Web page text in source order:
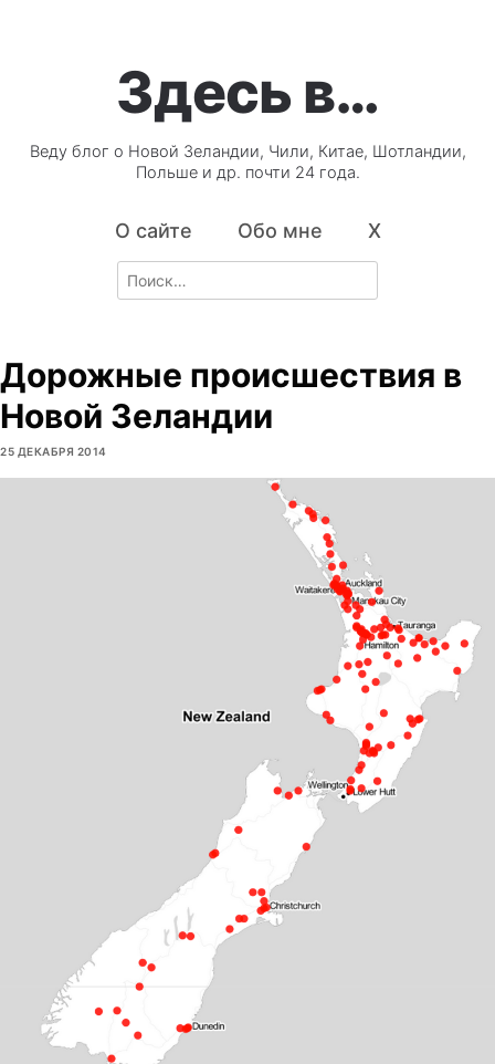
Здесь в…
Веду блог о Новой Зеландии, Чили, Китае, Шотландии,
Польше и др. почти 24 года.
О сайте Обо мне X
Search
for:
Дорожные происшествия в
Новой Зеландии
25 ДЕКАБРЯ 2014